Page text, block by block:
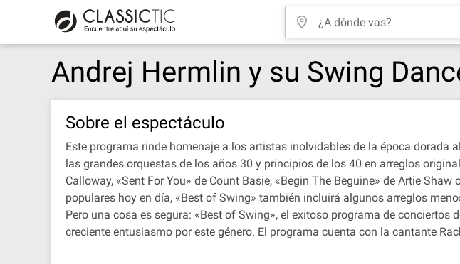
Andrej Hermlin y su Swing
Sobre el espectáculo
Este programa rinde homenaje a los artistas inolvidables de la época dorada
las grandes orquestas de los años 30 y principios de los 40 en arreglos
Calloway, «Sent For You» de Count Basie, «Begin The Beguine» de Artie
populares hoy en día, «Best of Swing» también incluirá algunos arreglos
Pero una cosa es segura: «Best of Swing», el exitoso programa de
creciente entusiasmo por este género. El programa cuenta con la cantante